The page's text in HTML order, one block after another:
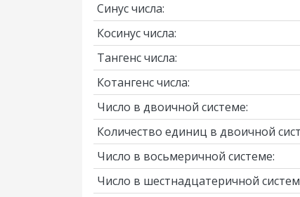
Синус числа:
Косинус числа:
Тангенс числа:
Котангенс числа:
Число в двоичной системе:
Количество единиц в двоичной
Число в восьмеричной системе:
Число в шестнадцатеричной